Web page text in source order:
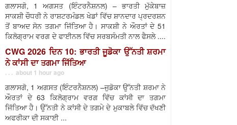
ਗਲਾਸਗੋ, 1 ਅਗਸਤ (ਇੰਟਰਨੈਸ਼ਨਲ) – ਭਾਰਤੀ ਮੁੱਕੇਬਾਜ਼
ਸਾਕਸ਼ੀ ਚੌਧਰੀ ਨੇ ਰਾਸ਼ਟਰਮੰਡਲ ਖੇਡਾਂ ਵਿੱਚ ਸ਼ਾਨਦਾਰ ਪ੍ਰਦਰਸ਼ਨ
ਤੋਂ ਬਾਅਦ ਸੋਨ ਤਗਮਾ ਜਿੱਤਿਆ ਹੈ। ਸਾਕਸ਼ੀ ਨੇ ਔਰਤਾਂ ਦੇ 51
ਕਿਲੋਗ੍ਰਾਮ ਵਰਗ ਦੇ ਫਾਈਨਲ ਵਿੱਚ ਸਰਬਸੰਮਤੀ ਨਾਲ ਫੈਸਲੇ ....
CWG 2026 ਦਿਨ 10: ਭਾਰਤੀ ਜੂਡੋਕਾ ਉੱਨਤੀ ਸ਼ਰਮਾ
ਨੇ ਕਾਂਸੀ ਦਾ ਤਗਮਾ ਜਿੱਤਿਆ
. . . about 1 hour ago
ਗਲਾਸਗੋ, 1 ਅਗਸਤ (ਇੰਟਰਨੈਸ਼ਨਲ) –ਜੁਡੋਕਾ ਉੱਨਤੀ ਸ਼ਰਮਾ ਨੇ
ਔਰਤਾਂ ਦੇ 63 ਕਿਲੋਗ੍ਰਾਮ ਵਰਗ ਵਿੱਚ ਕਾਂਸੀ ਦਾ ਤਗਮਾ
ਜਿੱਤਿਆ ਹੈ। ਉੱਨਤੀ ਨੇ ਕਾਂਸੀ ਦੇ ਤਗਮੇ ਦੇ ਮੁਕਾਬਲੇ ਵਿੱਚ ਦੱਖਣੀ
ਅਫਰੀਕਾ ਦੀ ਸਕਾਈ ...